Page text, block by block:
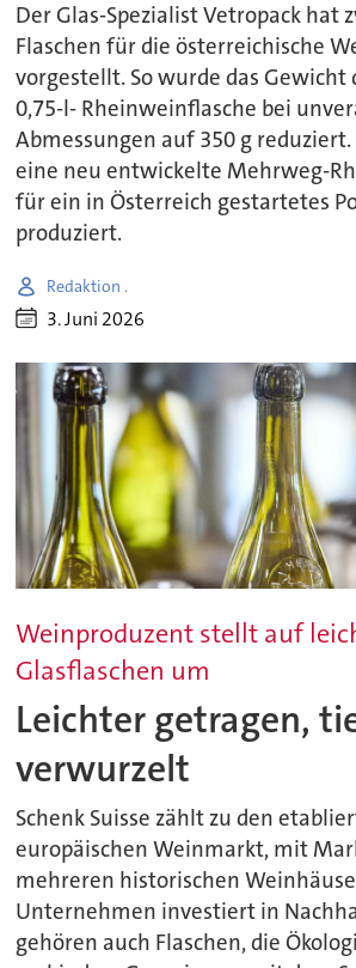
Der Glas-Spezialist Vetropack hat
Flaschen für die österreichische
vorgestellt. So wurde das Gewicht
0,75-l- Rheinweinflasche bei
Abmessungen auf 350 g
eine neu entwickelte Mehrweg-
für ein in Österreich gestartetes
produziert.
Redaktion .
3. Juni 2026
Weinproduzent stellt auf
Glasflaschen um
Leichter getragen,
verwurzelt
Schenk Suisse zählt zu den
europäischen Weinmarkt, mit
mehreren historischen
Unternehmen investiert in
gehören auch Flaschen, die